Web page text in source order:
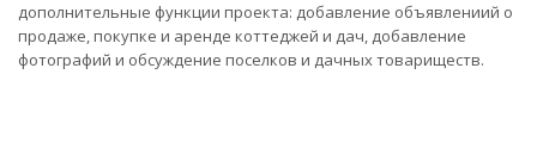
дополнительные функции проекта: добавление объявлениий о
продаже, покупке и аренде коттеджей и дач, добавление
фотографий и обсуждение поселков и дачных товариществ.